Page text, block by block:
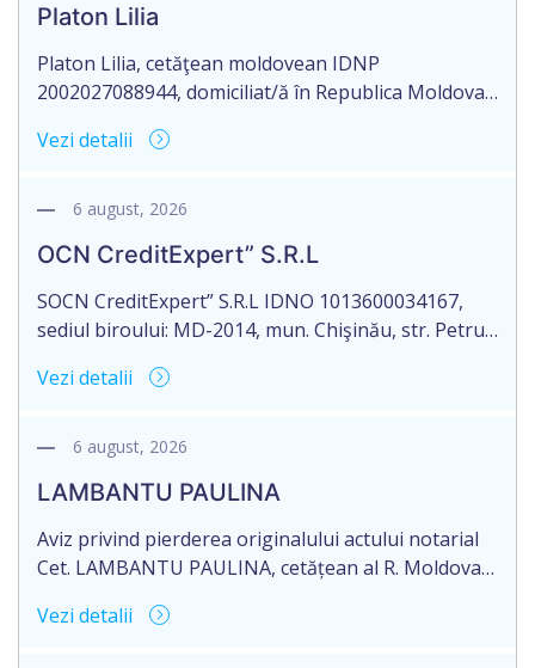
Platon Lilia
Platon Lilia, cetăţean moldovean IDNP
2002027088944, domiciliat/ă în Republica Moldova,
ap. 1, identificat/ă prin buletinul de identitate
Servicii Publice, anunţă pierderea Testamentului
notarul Mamadjanova Tatiana, originalul căruia se
păstrează în arhiva […]
Vezi detalii
6 august, 2026
OCN CreditExpert” S.R.L
SOCN CreditExpert” S.R.L IDNO 1013600034167,
sediul biroului: MD-2014, mun. Chişinău, str. Petru
cunoștință pierderea originalului actului notarial:
26.03.2026, autentificat de notarul Dumbrava
Vezi detalii
6 august, 2026
LAMBANTU PAULINA
Aviz privind pierderea originalului actului notarial
Cet. LAMBANTU PAULINA, cetățean al R. Moldova,
domiciliată în R. Moldova, r-nul Anenii Noi, satul
Vezi detalii